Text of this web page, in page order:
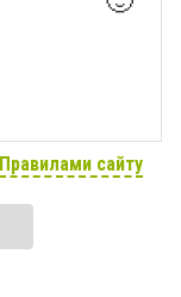
Правилами сайту